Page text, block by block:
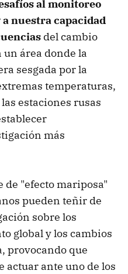
al monitoreo
nuestra capacidad
del cambio
área donde la
sesgada por la
temperaturas,
estaciones rusas
más
de "efecto mariposa"
pueden teñir de
sobre los
global y los cambios
provocando que
actuar ante uno de los